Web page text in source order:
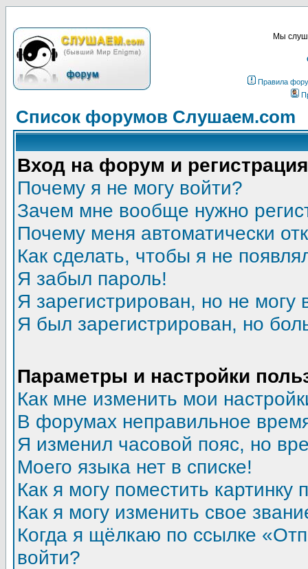
Мы
Правила
Список форумов Слушаем.com
Вход на форум и регистрация
Почему я не могу войти?
Зачем мне вообще нужно
Почему меня автоматически
Как сделать, чтобы я не
Я забыл пароль!
Я зарегистрирован, но не могу
Я был зарегистрирован, но
Параметры и настройки
Как мне изменить мои
В форумах неправильное
Я изменил часовой пояс, но
Моего языка нет в списке!
Как я могу поместить
Как я могу изменить свое
Когда я щёлкаю по ссылке
войти?